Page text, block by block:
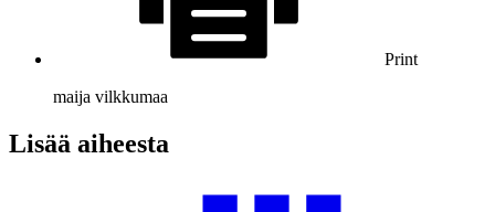
Print
maija vilkkumaa
Lisää aiheesta